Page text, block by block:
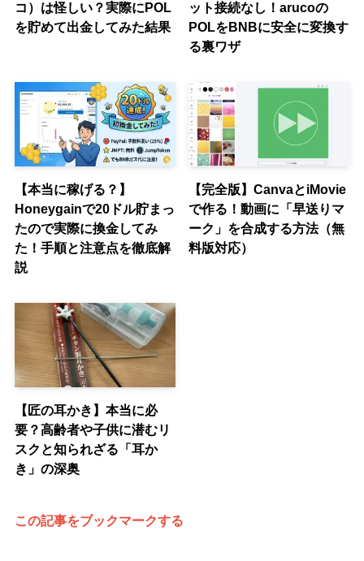
コ）は怪しい？実際にPOL
を貯めて出金してみた結果
ット接続なし！arucoの
POLをBNBに安全に変換す
る裏ワザ
【本当に稼げる？】
Honeygainで20ドル貯まっ
たので実際に換金してみ
た！手順と注意点を徹底解
説
【完全版】CanvaとiMovie
で作る！動画に「早送りマ
ーク」を合成する方法（無
料版対応）
【匠の耳かき】本当に必
要？高齢者や子供に潜むリ
スクと知られざる「耳か
き」の深奥
この記事をブックマークする